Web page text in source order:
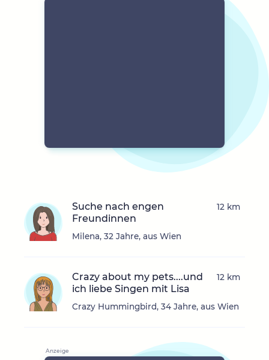
Suche nach engen
Freundinnen
Milena, 32 Jahre, aus Wien
12 km
Crazy about my pets....und
ich liebe Singen mit Lisa
Crazy Hummingbird, 34 Jahre, aus Wien
12 km